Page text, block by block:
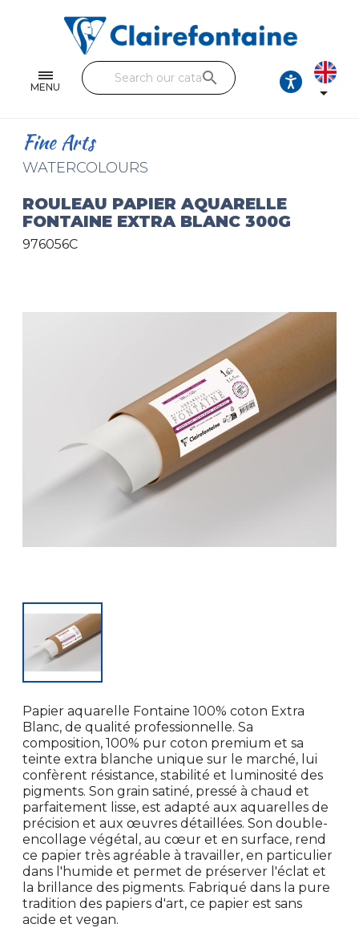
MENU
Single and double sheets
Fine arts
Handicraft
Pencil cases & Leather goods
search

Fine Arts
WATERCOLOURS
ROULEAU PAPIER AQUARELLE
FONTAINE EXTRA BLANC 300G
976056C
Papier aquarelle Fontaine 100% coton Extra
Blanc, de qualité professionnelle. Sa
composition, 100% pur coton premium et sa
teinte extra blanche unique sur le marché, lui
confèrent résistance, stabilité et luminosité des
pigments. Son grain satiné, pressé à chaud et
parfaitement lisse, est adapté aux aquarelles de
précision et aux œuvres détaillées. Son double-
encollage végétal, au cœur et en surface, rend
ce papier très agréable à travailler, en particulier
dans l'humide et permet de préserver l'éclat et
la brillance des pigments. Fabriqué dans la pure
tradition des papiers d'art, ce papier est sans
acide et vegan.